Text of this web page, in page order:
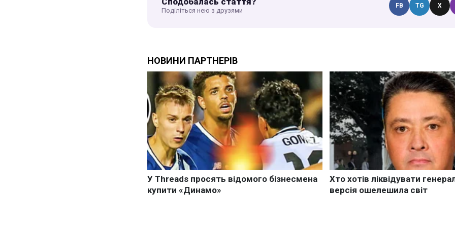
Поділіться нею з друзями
FB TG X